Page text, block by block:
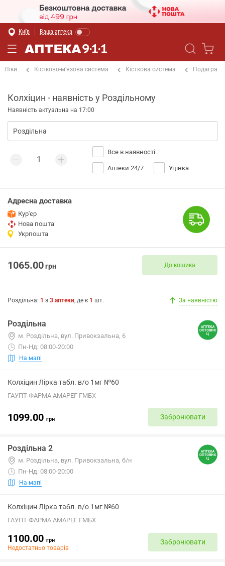
Київ Ваша аптека
Ліки Кістково-м'язова система Кісткова система Подагра
Колхіцин - наявність у Роздільному
Наявність актуальна на 17:00
Все в наявності
Аптеки 24/7 Уцінка
Адресна доставка
Кур'єр
Нова пошта
Укрпошта
1065.00грн До кошика
Роздільна: 1 з 3 аптеки, де є 1 шт. За наявністю
Роздільна
м. Роздільна, вул. Привокзальна, 6
Пн-Нд: 08:00-20:00
На мапі
Колхіцин Лірка табл. в/о 1мг №60
ГАУПТ ФАРМА АМАРЕГ ГМБХ
1099.00 грн Забронювати
Роздільна 2
м. Роздільна, вул. Привокзальна, б/н
Пн-Нд: 08:00-20:00
На мапі
Колхіцин Лірка табл. в/о 1мг №60
ГАУПТ ФАРМА АМАРЕГ ГМБХ
1100.00 грн
Недостатньо товарів
Забронювати